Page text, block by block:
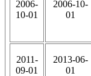
2006-
10-01
2006-10-
01
2011-
09-01
2013-06-
01